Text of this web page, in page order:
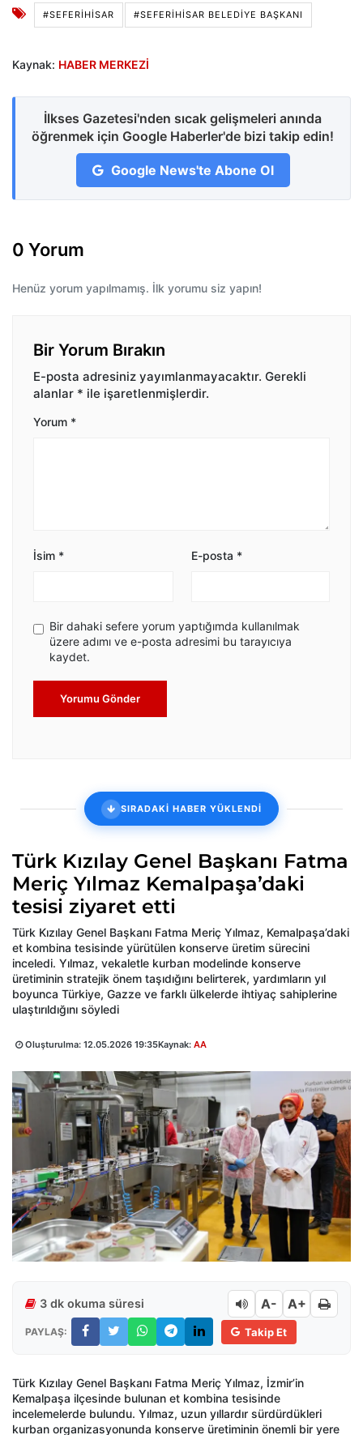
#SEFERIHISAR #SEFERIHISAR BELEDIYE BAŞKANI
Kaynak: HABER MERKEZİ
İlkses Gazetesi'nden sıcak gelişmeleri anında
öğrenmek için Google Haberler'de bizi takip edin!
Google News'te Abone Ol
0 Yorum
Henüz yorum yapılmamış. İlk yorumu siz yapın!
Bir Yorum Bırakın
E-posta adresiniz yayımlanmayacaktır. Gerekli
alanlar * ile işaretlenmişlerdir.
Yorum *
İsim * E-posta *
Bir dahaki sefere yorum yaptığımda kullanılmak
üzere adımı ve e-posta adresimi bu tarayıcıya
kaydet.
Yorumu Gönder
SIRADAKİ HABER YÜKLENDİ
Türk Kızılay Genel Başkanı Fatma
Meriç Yılmaz Kemalpaşa’daki
tesisi ziyaret etti
Türk Kızılay Genel Başkanı Fatma Meriç Yılmaz, Kemalpaşa’daki
et kombina tesisinde yürütülen konserve üretim sürecini
inceledi. Yılmaz, vekaletle kurban modelinde konserve
üretiminin stratejik önem taşıdığını belirterek, yardımların yıl
boyunca Türkiye, Gazze ve farklı ülkelerde ihtiyaç sahiplerine
ulaştırıldığını söyledi
Oluşturulma: 12.05.2026 19:35Kaynak: AA
3 dk okuma süresi A- A+
PAYLAŞ: Takip Et
Türk Kızılay Genel Başkanı Fatma Meriç Yılmaz, İzmir’in
Kemalpaşa ilçesinde bulunan et kombina tesisinde
incelemelerde bulundu. Yılmaz, uzun yıllardır sürdürdükleri
kurban organizasyonunda konserve üretiminin önemli bir yere